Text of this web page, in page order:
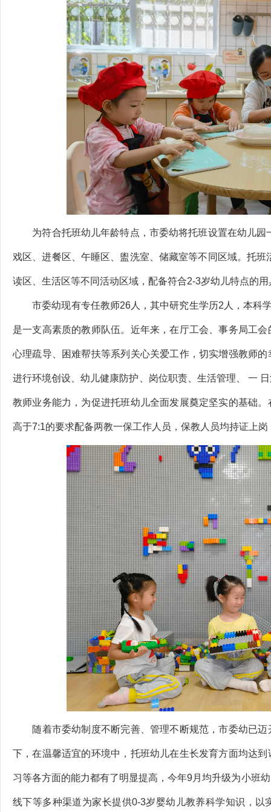
为符合托班幼儿年龄特点，市委幼将托班设置在幼儿
戏区、进餐区、午睡区、盥洗室、储藏室等不同区域。 托班
读区、生活区等不同活动区域，配备符合2-3岁幼儿特点的
市委幼现有专任教师26人，其中研究生学历2人，本科
是一支高素质的教师队伍。近年来，在厅工会、事务局工
心理疏导、困难帮扶等系列关心关爱工作，切实增强教师
进行环境创设、幼儿健康防护、岗位职责、生活管理、 一
教师业务能力，为促进托班幼儿全面发展奠定坚实的基础
高于7:1的要求配备两教一保工作人员，保教人员均持证上
随着市委幼制度不断完善、管理不断规范，市委幼已迈
下，在温馨适宜的环境中，托班幼儿在生长发育方面均达
习等各方面的能力都有了明显提高，今年9月均升级为小班
线下等多种渠道为家长提供0-3岁婴幼儿教养科学知识，